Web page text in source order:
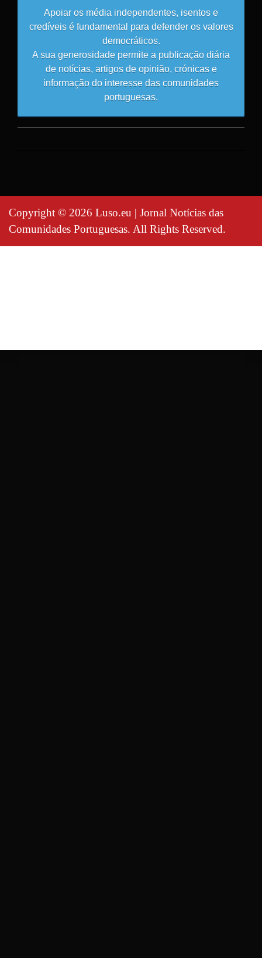
Apoiar os média independentes, isentos e
credíveis é fundamental para defender os valores
democráticos.
A sua generosidade permite a publicação diária
de notícias, artigos de opinião, crónicas e
informação do interesse das comunidades
portuguesas.
Copyright © 2026 Luso.eu | Jornal Notícias das
Comunidades Portuguesas. All Rights Reserved.